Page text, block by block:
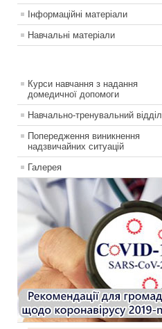
Інформаційні матеріали
Навчальні матеріали
Курси навчання з надання
домедичної допомоги
Навчально-тренувальний відділ
Попередження виникнення
надзвичайних ситуацій
Галерея